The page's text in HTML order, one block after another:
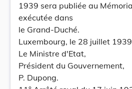
1939 sera publiée au
exécutée dans
le Grand-Duché.
Luxembourg, le 28 juillet
Le Ministre d'Etat,
Président du Gouvernement,
P. Dupong.